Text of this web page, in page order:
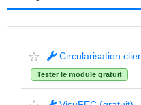
☆ Circularisation
Tester le module gratuit